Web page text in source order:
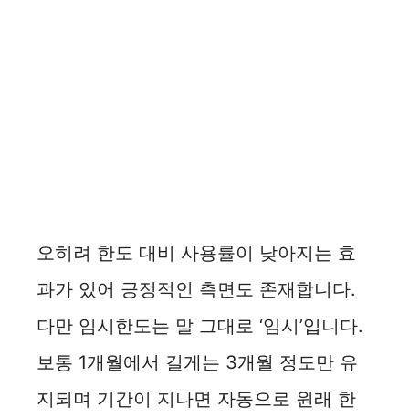
오히려 한도 대비 사용률이 낮아지는 효
과가 있어 긍정적인 측면도 존재합니다.
다만 임시한도는 말 그대로 ‘임시’입니다.
보통 1개월에서 길게는 3개월 정도만 유
지되며 기간이 지나면 자동으로 원래 한